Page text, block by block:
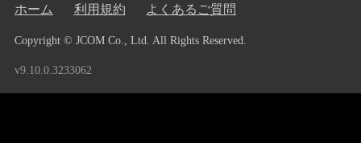
ホーム 利用規約 よくあるご質問
Copyright © JCOM Co., Ltd. All Rights Reserved.
v9.10.0.3233062